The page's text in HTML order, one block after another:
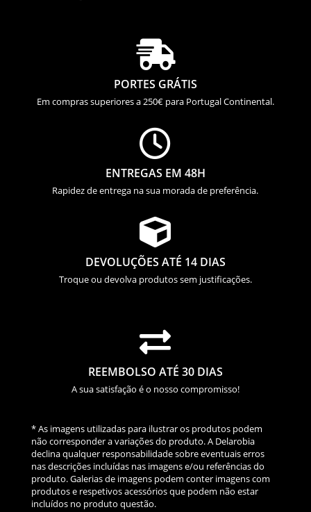

PORTES GRÁTIS
Em compras superiores a 250€ para Portugal Continental.

ENTREGAS EM 48H
Rapidez de entrega na sua morada de preferência.

DEVOLUÇÕES ATÉ 14 DIAS
Troque ou devolva produtos sem justificações.

REEMBOLSO ATÉ 30 DIAS
A sua satisfação é o nosso compromisso!
* As imagens utilizadas para ilustrar os produtos podem
não corresponder a variações do produto. A Delarobia
declina qualquer responsabilidade sobre eventuais erros
nas descrições incluídas nas imagens e/ou referências do
produto. Galerias de imagens podem conter imagens com
produtos e respetivos acessórios que podem não estar
incluídos no produto questão.